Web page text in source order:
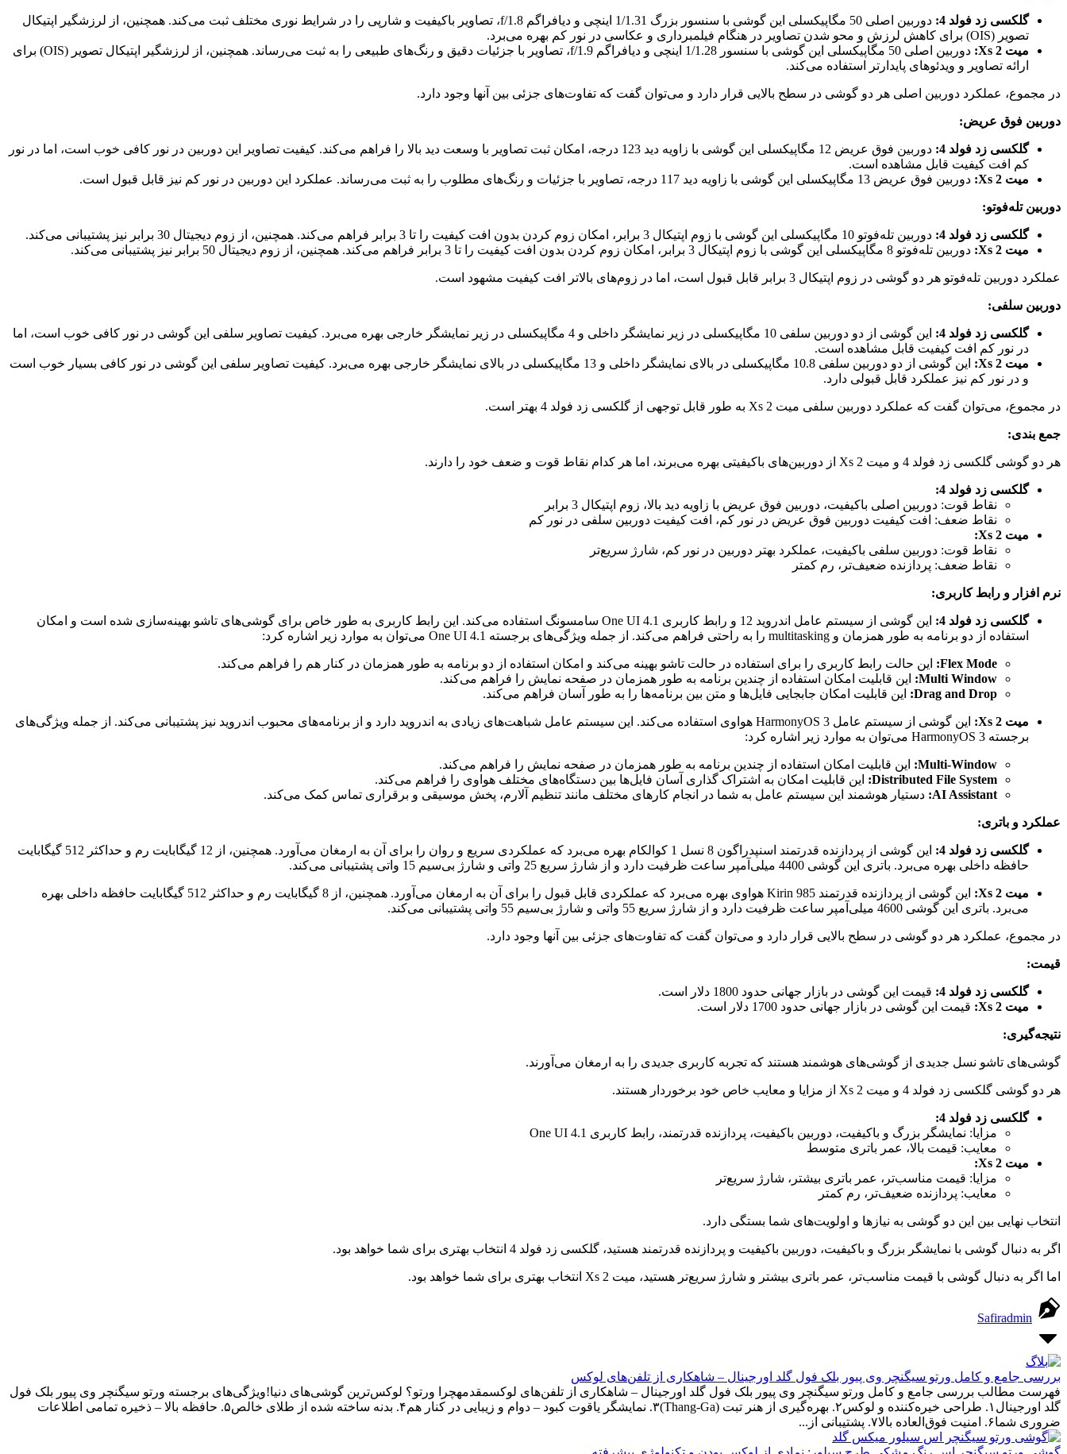
گلکسی زد فولد 4:
دوربین اصلی 50 مگاپیکسلی این گوشی با سنسور بزرگ 1/1.31 اینچی و دیافراگم f/1.8، تصاویر باکیفیت و شارپی را در شرایط نوری مختلف ثبت می‌کند. همچنین، از لرزشگیر اپتیکال
تصویر (OIS) برای کاهش لرزش و محو شدن تصاویر در هنگام فیلمبرداری و عکاسی در نور کم بهره می‌برد.
میت Xs 2:
دوربین اصلی 50 مگاپیکسلی این گوشی با سنسور 1/1.28 اینچی و دیافراگم f/1.9، تصاویر با جزئیات دقیق و رنگ‌های طبیعی را به ثبت می‌رساند. همچنین، از لرزشگیر اپتیکال تصویر (OIS) برای
ارائه تصاویر و ویدئوهای پایدارتر استفاده می‌کند.
در مجموع، عملکرد دوربین اصلی هر دو گوشی در سطح بالایی قرار دارد و می‌توان گفت که تفاوت‌های جزئی بین آنها وجود دارد.
دوربین فوق عریض:
گلکسی زد فولد 4:
دوربین فوق عریض 12 مگاپیکسلی این گوشی با زاویه دید 123 درجه، امکان ثبت تصاویر با وسعت دید بالا را فراهم می‌کند. کیفیت تصاویر این دوربین در نور کافی خوب است، اما در نور
کم افت کیفیت قابل مشاهده است.
میت Xs 2:
دوربین فوق عریض 13 مگاپیکسلی این گوشی با زاویه دید 117 درجه، تصاویر با جزئیات و رنگ‌های مطلوب را به ثبت می‌رساند. عملکرد این دوربین در نور کم نیز قابل قبول است.
دوربین تله‌فوتو:
گلکسی زد فولد 4:
دوربین تله‌فوتو 10 مگاپیکسلی این گوشی با زوم اپتیکال 3 برابر، امکان زوم کردن بدون افت کیفیت را تا 3 برابر فراهم می‌کند. همچنین، از زوم دیجیتال 30 برابر نیز پشتیبانی می‌کند.
میت Xs 2:
دوربین تله‌فوتو 8 مگاپیکسلی این گوشی با زوم اپتیکال 3 برابر، امکان زوم کردن بدون افت کیفیت را تا 3 برابر فراهم می‌کند. همچنین، از زوم دیجیتال 50 برابر نیز پشتیبانی می‌کند.
عملکرد دوربین تله‌فوتو هر دو گوشی در زوم اپتیکال 3 برابر قابل قبول است، اما در زوم‌های بالاتر افت کیفیت مشهود است.
دوربین سلفی:
گلکسی زد فولد 4:
این گوشی از دو دوربین سلفی 10 مگاپیکسلی در زیر نمایشگر داخلی و 4 مگاپیکسلی در زیر نمایشگر خارجی بهره می‌برد. کیفیت تصاویر سلفی این گوشی در نور کافی خوب است، اما
در نور کم افت کیفیت قابل مشاهده است.
میت Xs 2:
این گوشی از دو دوربین سلفی 10.8 مگاپیکسلی در بالای نمایشگر داخلی و 13 مگاپیکسلی در بالای نمایشگر خارجی بهره می‌برد. کیفیت تصاویر سلفی این گوشی در نور کافی بسیار خوب است
و در نور کم نیز عملکرد قابل قبولی دارد.
در مجموع، می‌توان گفت که عملکرد دوربین سلفی میت Xs 2 به طور قابل توجهی از گلکسی زد فولد 4 بهتر است.
جمع بندی:
هر دو گوشی گلکسی زد فولد 4 و میت Xs 2 از دوربین‌های باکیفیتی بهره می‌برند، اما هر کدام نقاط قوت و ضعف خود را دارند.
گلکسی زد فولد 4:
نقاط قوت: دوربین اصلی باکیفیت، دوربین فوق عریض با زاویه دید بالا، زوم اپتیکال 3 برابر
نقاط ضعف: افت کیفیت دوربین فوق عریض در نور کم، افت کیفیت دوربین سلفی در نور کم
میت Xs 2:
نقاط قوت: دوربین سلفی باکیفیت، عملکرد بهتر دوربین در نور کم، شارژ سریع‌تر
نقاط ضعف: پردازنده ضعیف‌تر، رم کمتر
نرم افزار و رابط کاربری:
گلکسی زد فولد 4:
این گوشی از سیستم عامل اندروید 12 و رابط کاربری One UI 4.1 سامسونگ استفاده می‌کند. این رابط کاربری به طور خاص برای گوشی‌های تاشو بهینه‌سازی شده است و امکان
استفاده از دو برنامه به طور همزمان و multitasking را به راحتی فراهم می‌کند. از جمله ویژگی‌های برجسته One UI 4.1 می‌توان به موارد زیر اشاره کرد:
Flex Mode:
این حالت رابط کاربری را برای استفاده در حالت تاشو بهینه می‌کند و امکان استفاده از دو برنامه به طور همزمان در کنار هم را فراهم می‌کند.
Multi Window:
این قابلیت امکان استفاده از چندین برنامه به طور همزمان در صفحه نمایش را فراهم می‌کند.
Drag and Drop:
این قابلیت امکان جابجایی فایل‌ها و متن بین برنامه‌ها را به طور آسان فراهم می‌کند.
میت Xs 2:
این گوشی از سیستم عامل HarmonyOS 3 هواوی استفاده می‌کند. این سیستم عامل شباهت‌های زیادی به اندروید دارد و از برنامه‌های محبوب اندروید نیز پشتیبانی می‌کند. از جمله ویژگی‌های
برجسته HarmonyOS 3 می‌توان به موارد زیر اشاره کرد:
Multi-Window:
این قابلیت امکان استفاده از چندین برنامه به طور همزمان در صفحه نمایش را فراهم می‌کند.
Distributed File System:
این قابلیت امکان به اشتراک گذاری آسان فایل‌ها بین دستگاه‌های مختلف هواوی را فراهم می‌کند.
AI Assistant: دستیار هوشمند این سیستم عامل به شما در انجام کارهای مختلف مانند تنظیم آلارم، پخش موسیقی و برقراری تماس کمک می‌کند.
عملکرد و باتری:
گلکسی زد فولد 4:
این گوشی از پردازنده قدرتمند اسنپدراگون 8 نسل 1 کوالکام بهره می‌برد که عملکردی سریع و روان را برای آن به ارمغان می‌آورد. همچنین، از 12 گیگابایت رم و حداکثر 512 گیگابایت
حافظه داخلی بهره می‌برد. باتری این گوشی 4400 میلی‌آمپر ساعت ظرفیت دارد و از شارژ سریع 25 واتی و شارژ بی‌سیم 15 واتی پشتیبانی می‌کند.
میت Xs 2:
این گوشی از پردازنده قدرتمند Kirin 985 هواوی بهره می‌برد که عملکردی قابل قبول را برای آن به ارمغان می‌آورد. همچنین، از 8 گیگابایت رم و حداکثر 512 گیگابایت حافظه داخلی بهره
می‌برد. باتری این گوشی 4600 میلی‌آمپر ساعت ظرفیت دارد و از شارژ سریع 55 واتی و شارژ بی‌سیم 55 واتی پشتیبانی می‌کند.
در مجموع، عملکرد هر دو گوشی در سطح بالایی قرار دارد و می‌توان گفت که تفاوت‌های جزئی بین آنها وجود دارد.
قیمت:
گلکسی زد فولد 4:
قیمت این گوشی در بازار جهانی حدود 1800 دلار است.
میت Xs 2:
قیمت این گوشی در بازار جهانی حدود 1700 دلار است.
نتیجه‌گیری:
گوشی‌های تاشو نسل جدیدی از گوشی‌های هوشمند هستند که تجربه کاربری جدیدی را به ارمغان می‌آورند.
هر دو گوشی گلکسی زد فولد 4 و میت Xs 2 از مزایا و معایب خاص خود برخوردار هستند.
گلکسی زد فولد 4:
مزایا: نمایشگر بزرگ و باکیفیت، دوربین باکیفیت، پردازنده قدرتمند، رابط کاربری One UI 4.1
معایب: قیمت بالا، عمر باتری متوسط
میت Xs 2:
مزایا: قیمت مناسب‌تر، عمر باتری بیشتر، شارژ سریع‌تر
معایب: پردازنده ضعیف‌تر، رم کمتر
انتخاب نهایی بین این دو گوشی به نیازها و اولویت‌های شما بستگی دارد.
اگر به دنبال گوشی با نمایشگر بزرگ و باکیفیت، دوربین باکیفیت و پردازنده قدرتمند هستید، گلکسی زد فولد 4 انتخاب بهتری برای شما خواهد بود.
اما اگر به دنبال گوشی با قیمت مناسب‌تر، عمر باتری بیشتر و شارژ سریع‌تر هستید، میت Xs 2 انتخاب بهتری برای شما خواهد بود.
Safiradmin
بررسی جامع و کامل ورتو سیگنچر وی پیور بلک فول گلد اورجینال – شاهکاری از تلفن‌های لوکس
فهرست مطالب بررسی جامع و کامل ورتو سیگنچر وی پیور بلک فول گلد اورجینال – شاهکاری از تلفن‌های لوکسمقدمهچرا ورتو؟ لوکس‌ترین گوشی‌های دنیا!ویژگی‌های برجسته ورتو سیگنچر وی پیور بلک فول
گلد اورجینال۱. طراحی خیره‌کننده و لوکس۲. بهره‌گیری از هنر تبت (Thang-Ga)۳. نمایشگر یاقوت کبود – دوام و زیبایی در کنار هم۴. بدنه ساخته شده از طلای خالص۵. حافظه بالا – ذخیره تمامی اطلاعات
ضروری شما۶. امنیت فوق‌العاده بالا۷. پشتیبانی از...